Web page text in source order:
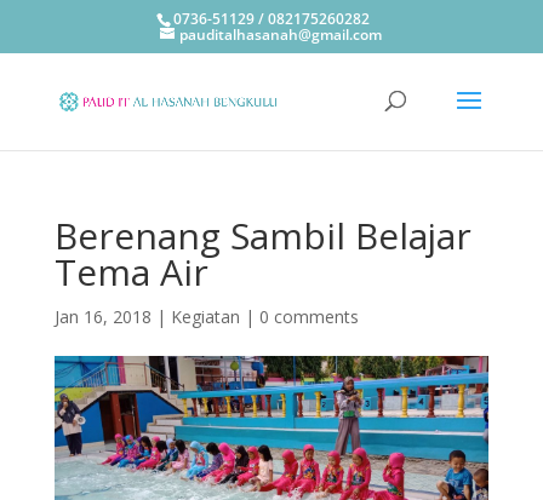
0736-51129 / 082175260282
pauditalhasanah@gmail.com
Berenang Sambil Belajar
Tema Air
Jan 16, 2018 | Kegiatan | 0 comments